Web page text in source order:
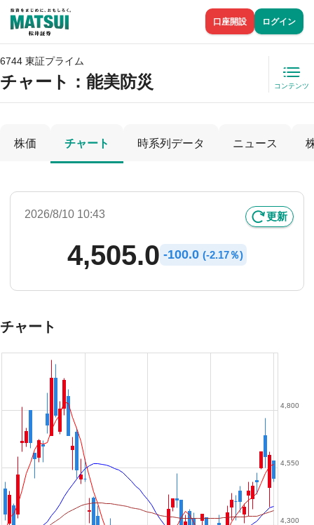
口座開設 ログイン
6744 東証プライム
チャート： 能美防災 コンテンツ
株価 チャート 時系列データ ニュース
2026/8/10 10:43 更新
4,505.0 -100.0 (-2.17％)
チャート
4,300
4,550
4,800